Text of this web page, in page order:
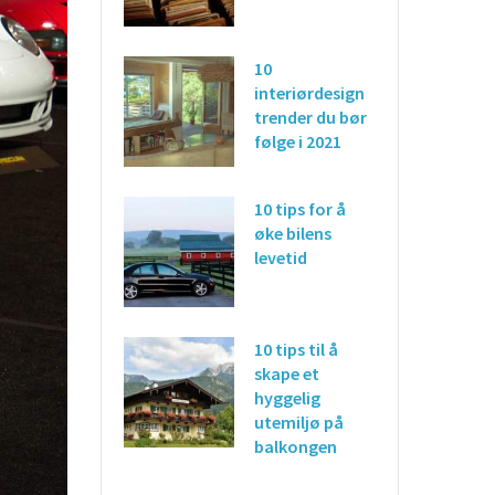
10
interiørdesign
trender du bør
følge i 2021
10 tips for å
øke bilens
levetid
10 tips til å
skape et
hyggelig
utemiljø på
balkongen